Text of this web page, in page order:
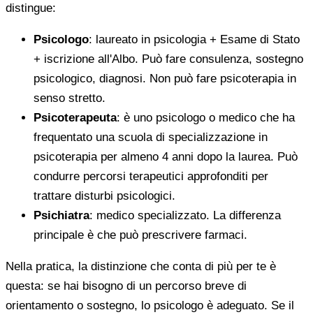
distingue:
Psicologo: laureato in psicologia + Esame di Stato
+ iscrizione all'Albo. Può fare consulenza, sostegno
psicologico, diagnosi. Non può fare psicoterapia in
senso stretto.
Psicoterapeuta: è uno psicologo o medico che ha
frequentato una scuola di specializzazione in
psicoterapia per almeno 4 anni dopo la laurea. Può
condurre percorsi terapeutici approfonditi per
trattare disturbi psicologici.
Psichiatra: medico specializzato. La differenza
principale è che può prescrivere farmaci.
Nella pratica, la distinzione che conta di più per te è
questa: se hai bisogno di un percorso breve di
orientamento o sostegno, lo psicologo è adeguato. Se il